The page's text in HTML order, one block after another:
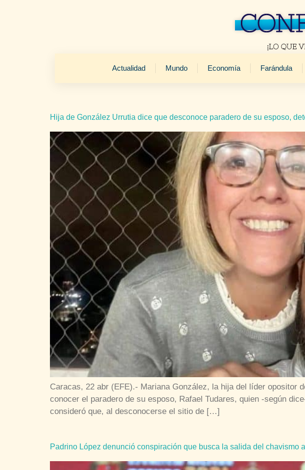
Actualidad Mundo Economía Farándula
Hija de González Urrutia dice que desconoce paradero de su esposo,
Caracas, 22 abr (EFE).- Mariana González, la hija del líder opositor
conocer el paradero de su esposo, Rafael Tudares, quien -según
consideró que, al desconocerse el sitio de […]
Padrino López denunció conspiración que busca la salida del chavismo